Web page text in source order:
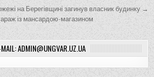
на Берегівщині загинув власник будинку →
із мансардою-магазином
ADMIN@UNGVAR.UZ.UA